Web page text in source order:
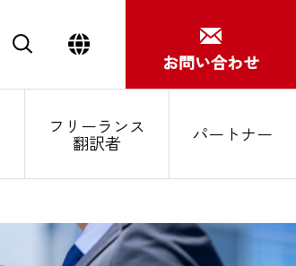
お問い合わせ
フリーランス
翻訳者 パートナー